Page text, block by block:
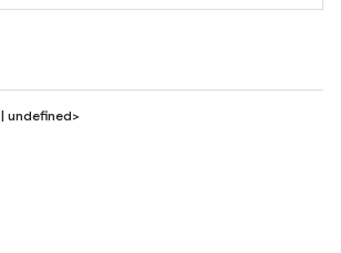
| undefined>